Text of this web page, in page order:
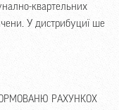
квартельних
У дистрибуциї ше
РАХУНКОХ